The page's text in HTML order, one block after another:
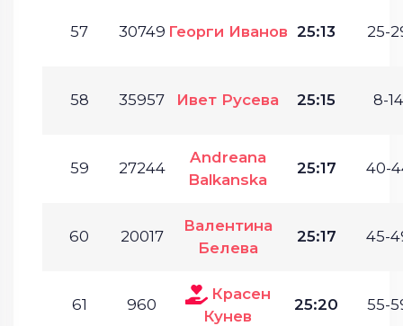
57 30749 Георги Иванов 25:13 25-
58 35957 Ивет Русева 25:15 8-
59 27244
Andreana
Balkanska
25:17 40-
60 20017
Валентина
Белева
25:17 45-
61 960
Красен
Кунев
25:20 55-